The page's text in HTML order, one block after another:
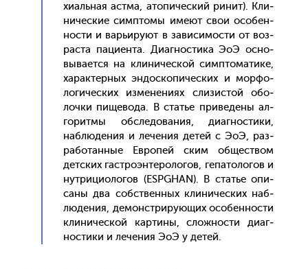
хи­аль­ная ас­тма, ато­пичес­кий ри­нит). Кли­
ничес­кие сим­пто­мы име­ют свои осо­бен­
ности и варь­иру­ют в за­виси­мос­ти от воз­
раста па­ци­ен­та. Ди­аг­ности­ка Э­оЭ ос­но­
выва­ет­ся на кли­ничес­кой сим­пто­мати­ке,
ха­рак­терных эн­доско­пичес­ких и мор­фо­
логи­чес­ких из­ме­нени­ях сли­зис­той обо­
лоч­ки пи­щево­да. В статье при­веде­ны ал­
го­рит­мы об­сле­дова­ния, ди­аг­ности­ки,
наб­лю­дения и ле­чения де­тей с Э­оЭ, раз­
ра­ботан­ные Ев­ро­пей ским об­щес­твом
дет­ских гас­тро­эн­те­роло­гов, ге­пато­логов и
нут­ри­ци­оло­гов (ESPGHAN). В статье опи­
саны два собс­твен­ных кли­ничес­ких наб­
лю­дения, де­монс­три­ру­ющих осо­бен­ности
кли­ничес­кой кар­ти­ны, слож­ности ди­аг­
ности­ки и ле­чения Э­оЭ у де­тей.